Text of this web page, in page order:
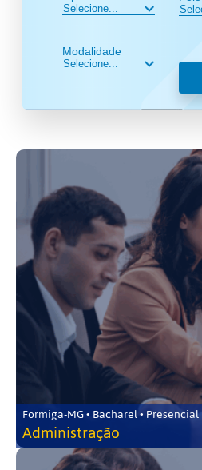
Modalidade
Formiga-MG • Bacharel • Presencial
Administração